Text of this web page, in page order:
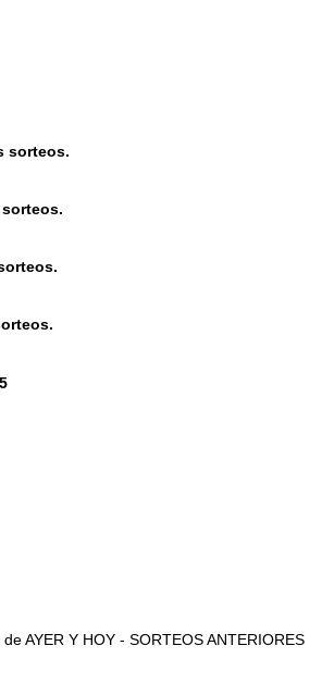
sorteos.
AYER Y HOY - SORTEOS ANTERIORES